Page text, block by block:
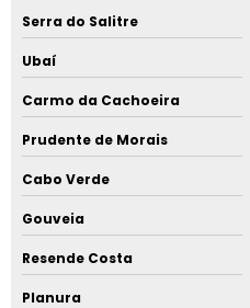
Serra do Salitre
Ubaí
Carmo da Cachoeira
Prudente de Morais
Cabo Verde
Gouveia
Resende Costa
Planura